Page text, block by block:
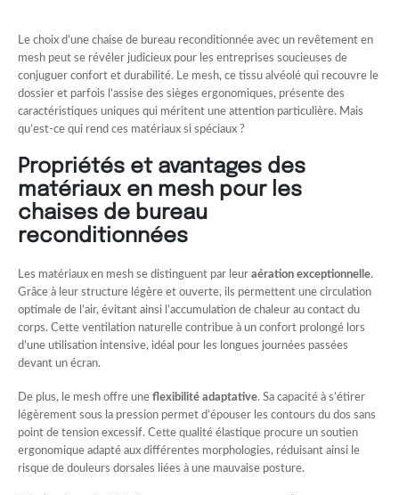
Le choix d’une chaise de bureau reconditionnée avec un revêtement en
mesh peut se révéler judicieux pour les entreprises soucieuses de
conjuguer confort et durabilité. Le mesh, ce tissu alvéolé qui recouvre le
dossier et parfois l’assise des sièges ergonomiques, présente des
caractéristiques uniques qui méritent une attention particulière. Mais
qu’est-ce qui rend ces matériaux si spéciaux ?
Propriétés et avantages des
matériaux en mesh pour les
chaises de bureau
reconditionnées
Les matériaux en mesh se distinguent par leur aération exceptionnelle.
Grâce à leur structure légère et ouverte, ils permettent une circulation
optimale de l’air, évitant ainsi l’accumulation de chaleur au contact du
corps. Cette ventilation naturelle contribue à un confort prolongé lors
d’une utilisation intensive, idéal pour les longues journées passées
devant un écran.
De plus, le mesh offre une flexibilité adaptative. Sa capacité à s’étirer
légèrement sous la pression permet d’épouser les contours du dos sans
point de tension excessif. Cette qualité élastique procure un soutien
ergonomique adapté aux différentes morphologies, réduisant ainsi le
risque de douleurs dorsales liées à une mauvaise posture.